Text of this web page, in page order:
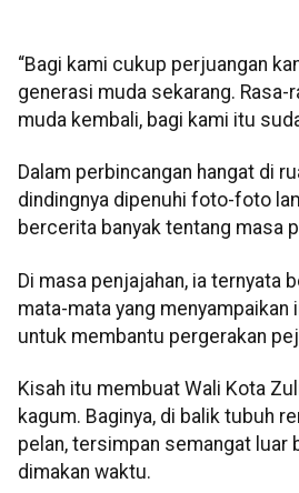
“Bagi kami cukup perjuangan
generasi muda sekarang. Rasa-
muda kembali, bagi kami itu
Dalam perbincangan hangat di
dindingnya dipenuhi foto-foto
bercerita banyak tentang masa
Di masa penjajahan, ia ternyata
mata-mata yang
untuk membantu pergerakan
Kisah itu membuat Wali Kota
kagum. Baginya, di balik tubuh
pelan, tersimpan semangat luar
dimakan waktu.